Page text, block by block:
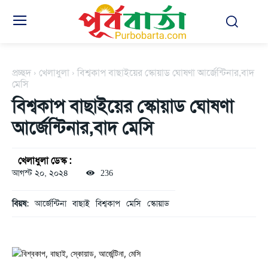
প্রচ্ছদ খেলাধুলা
বিশ্বকাপ বাছাইয়ের স্কোয়াড ঘোষণা আর্জেন্টিনার,বাদ
মেসি
বিশ্বকাপ বাছাইয়ের স্কোয়াড ঘোষণা
আর্জেন্টিনার,বাদ মেসি
খেলাধুলা ডেস্ক :
আগস্ট ২০, ২০২৪ 236
বিয়ষ: আর্জেন্টিনা বাছাই বিশ্বকাপ মেসি স্কোয়াড